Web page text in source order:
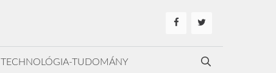
TECHNOLÓGIA-TUDOMÁNY